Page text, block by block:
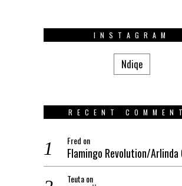
INSTAGRAM
Ndiqe
RECENT
Fred on
Flamingo Revolution/Arlinda
Teutaon